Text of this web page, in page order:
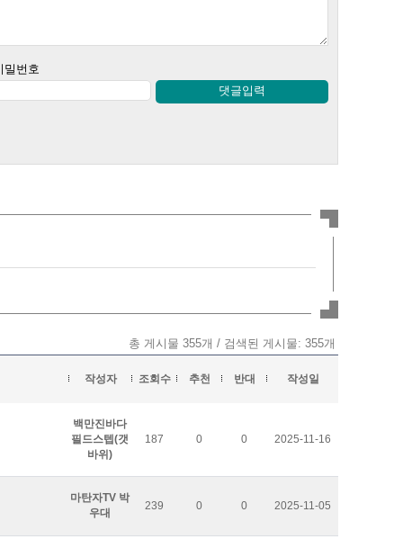
밀번호
댓글입력
총 게시물 355개 / 검색된 게시물: 355개
작성자 조회수 추천 반대 작성일
백만진바다
필드스텝(갯
바위)
187 0 0 2025-11-16
마탄자TV 박
우대
239 0 0 2025-11-05